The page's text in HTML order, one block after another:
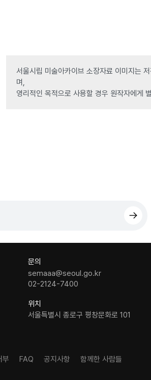
서울시립 미술아카이브 소장자료 이미지는
며,
영리적인 목적으로 사용할 경우 원작자에게
문의
semaaa@seoul.go.kr
02-2124-7400
위치
서울특별시 종로구 평창문화로 101
부 FAQ 공지사항 함께한 사람들